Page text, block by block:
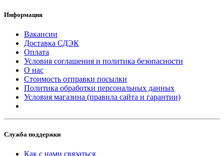
Информация
Вакансии
Доставка СДЭК
Оплата
Условия соглашения и политика безопасности
О нас
Стоимость отправки посылки
Политика обработки персональных данных
Условия магазина (правила сайта и гарантии)
Служба поддержки
Как с нами связаться